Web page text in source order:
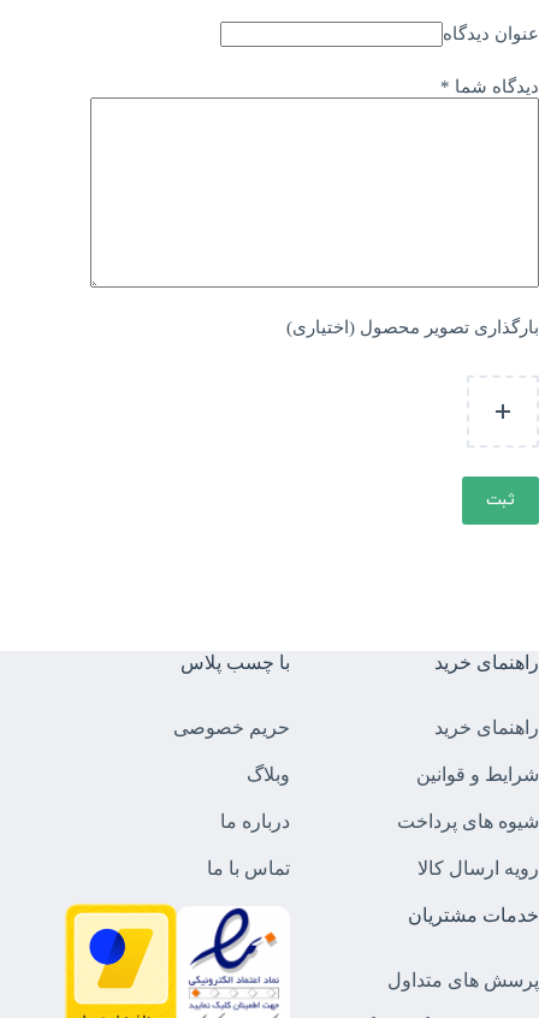
عنوان دیدگاه
دیدگاه شما *
بارگذاری تصویر محصول (اختیاری)
ثبت
راهنمای خرید
راهنمای خرید
شرایط و قوانین
شیوه های پرداخت
رویه ارسال کالا
با چسب پلاس
حریم خصوصی
وبلاگ
درباره ما
تماس با ما
خدمات مشتریان
پرسش های متداول